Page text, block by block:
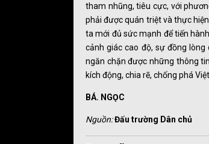
tham nhũng, tiêu cực, với
phải được quán triệt và thực
ta mới đủ sức mạnh để tiến
cảnh giác cao độ, sự đồng
ngăn chặn được những thông
kích động, chia rẽ, chống phá
BÁ. NGỌC
Nguồn:Đấu trường Dân chủ